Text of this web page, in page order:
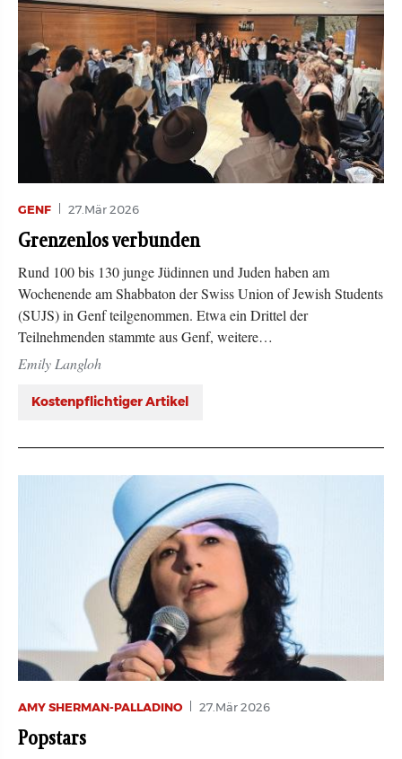
GENF 27.Mär 2026
Grenzenlos verbunden
Rund 100 bis 130 junge Jüdinnen und Juden haben am
Wochenende am Shabbaton der Swiss Union of Jewish Students
(SUJS) in Genf teilgenommen. Etwa ein Drittel der
Teilnehmenden stammte aus Genf, weitere…
Emily Langloh
Kostenpflichtiger Artikel
AMY SHERMAN-PALLADINO 27.Mär 2026
Popstars